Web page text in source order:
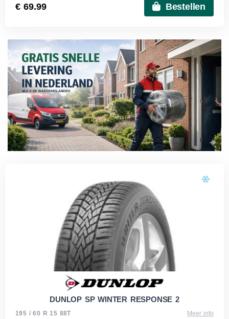
€ 69.99 Bestellen
DUNLOP SP WINTER RESPONSE 2
195 / 60 R 15 88T Meer info